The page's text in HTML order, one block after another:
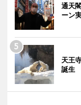
通天
ーン
天王
誕生